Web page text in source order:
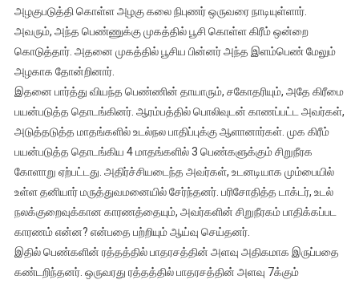
–
சிறுநீரகப்
பிரச்சனை
அழகுபடுத்தி கொள்ள அழகு கலை நிபுணர் ஒருவரை நாடியுள்ளார்.
அவரும், அந்த பெண்ணுக்கு முகத்தில் பூசி கொள்ள கிரீம் ஒன்றை
கொடுத்தார். அதனை முகத்தில் பூசிய பின்னர் அந்த இளம்பெண் மேலும்
அழகாக தோன்றினார்.
இதனை பார்த்து வியந்த பெண்ணின் தாயாரும், சகோதரியும், அதே கிரீமை
பயன்படுத்த தொடங்கினர். ஆரம்பத்தில் பொலிவுடன் காணப்பட்ட அவர்கள்,
அடுத்தடுத்த மாதங்களில் உடல்நல பாதிப்புக்கு ஆளானார்கள். முக கிரீம்
பயன்படுத்த தொடங்கிய 4 மாதங்களில் 3 பெண்களுக்கும் சிறுநீரக
கோளாறு ஏற்பட்டது. அதிர்ச்சியடைந்த அவர்கள், உடனடியாக மும்பையில்
உள்ள தனியார் மருத்துவமனையில் சேர்ந்தனர். பரிசோதித்த டாக்டர், உடல்
நலக்குறைவுக்கான காரணத்தையும், அவர்களின் சிறுநீரகம் பாதிக்கப்பட
காரணம் என்ன? என்பதை பற்றியும் ஆய்வு செய்தனர்.
இதில் பெண்களின் ரத்தத்தில் பாதரசத்தின் அளவு அதிகமாக இருப்பதை
கண்டறிந்தனர். ஒருவரது ரத்தத்தில் பாதரசத்தின் அளவு 7க்கும்